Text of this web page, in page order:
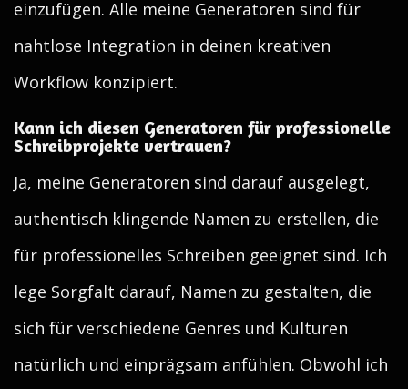
einzufügen. Alle meine Generatoren sind für
nahtlose Integration in deinen kreativen
Workflow konzipiert.
Kann ich diesen Generatoren für professionelle
Schreibprojekte vertrauen?
Ja, meine Generatoren sind darauf ausgelegt,
authentisch klingende Namen zu erstellen, die
für professionelles Schreiben geeignet sind. Ich
lege Sorgfalt darauf, Namen zu gestalten, die
sich für verschiedene Genres und Kulturen
natürlich und einprägsam anfühlen. Obwohl ich